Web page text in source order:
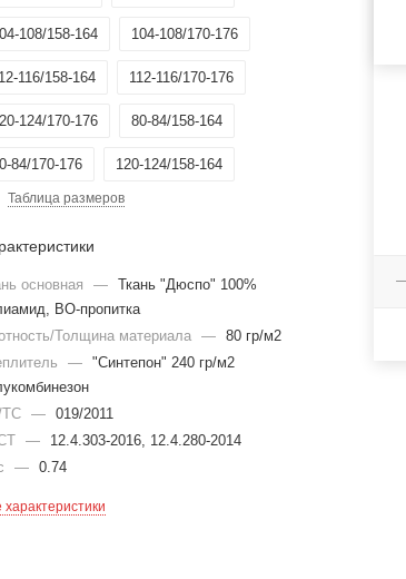
108/158-164 104-108/170-176
116/158-164 112-116/170-176
124/170-176 80-84/158-164
84/170-176 120-124/158-164
Таблица размеров
основная —
Ткань "Дюспо" 100%
ВО-пропитка
Толщина материала
—
80 гр/м2
—
"Синтепон" 240 гр/м2
—
019/2011
—
12.4.303-2016, 12.4.280-2014
— 0.74
характеристики